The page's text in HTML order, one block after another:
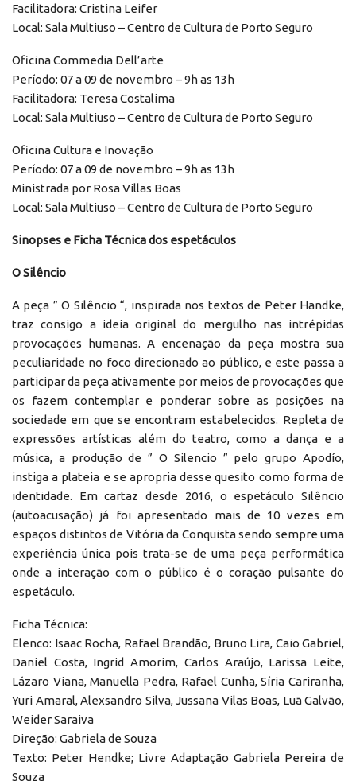
Facilitadora: Cristina Leifer
Local: Sala Multiuso – Centro de Cultura de Porto Seguro
Oficina Commedia Dell’arte
Período: 07 a 09 de novembro – 9h as 13h
Facilitadora: Teresa Costalima
Local: Sala Multiuso – Centro de Cultura de Porto Seguro
Oficina Cultura e Inovação
Período: 07 a 09 de novembro – 9h as 13h
Ministrada por Rosa Villas Boas
Local: Sala Multiuso – Centro de Cultura de Porto Seguro
Sinopses e Ficha Técnica dos espetáculos
O Silêncio
A peça ” O Silêncio “, inspirada nos textos de Peter Handke,
traz consigo a ideia original do mergulho nas intrépidas
provocações humanas. A encenação da peça mostra sua
peculiaridade no foco direcionado ao público, e este passa a
participar da peça ativamente por meios de provocações que
os fazem contemplar e ponderar sobre as posições na
sociedade em que se encontram estabelecidos. Repleta de
expressões artísticas além do teatro, como a dança e a
música, a produção de ” O Silencio ” pelo grupo Apodío,
instiga a plateia e se apropria desse quesito como forma de
identidade. Em cartaz desde 2016, o espetáculo Silêncio
(autoacusação) já foi apresentado mais de 10 vezes em
espaços distintos de Vitória da Conquista sendo sempre uma
experiência única pois trata-se de uma peça performática
onde a interação com o público é o coração pulsante do
espetáculo.
Ficha Técnica:
Elenco: Isaac Rocha, Rafael Brandão, Bruno Lira, Caio Gabriel,
Daniel Costa, Ingrid Amorim, Carlos Araújo, Larissa Leite,
Lázaro Viana, Manuella Pedra, Rafael Cunha, Síria Cariranha,
Yuri Amaral, Alexsandro Silva, Jussana Vilas Boas, Luã Galvão,
Weider Saraiva
Direção: Gabriela de Souza
Texto: Peter Hendke; Livre Adaptação Gabriela Pereira de
Souza